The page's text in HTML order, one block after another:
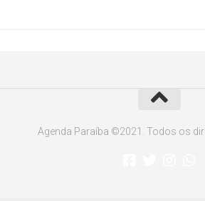
Agenda Paraíba ©2021. Todos os